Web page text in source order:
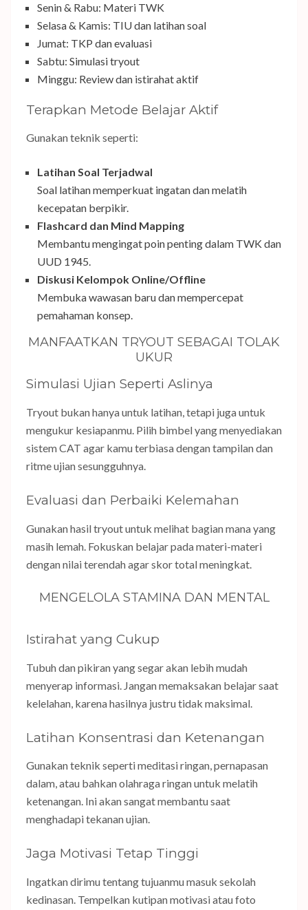
Senin & Rabu: Materi TWK
Selasa & Kamis: TIU dan latihan soal
Jumat: TKP dan evaluasi
Sabtu: Simulasi tryout
Minggu: Review dan istirahat aktif
Terapkan Metode Belajar Aktif
Gunakan teknik seperti:
Latihan Soal Terjadwal
Soal latihan memperkuat ingatan dan melatih
kecepatan berpikir.
Flashcard dan Mind Mapping
Membantu mengingat poin penting dalam TWK dan
UUD 1945.
Diskusi Kelompok Online/Offline
Membuka wawasan baru dan mempercepat
pemahaman konsep.
MANFAATKAN TRYOUT SEBAGAI TOLAK
UKUR
Simulasi Ujian Seperti Aslinya
Tryout bukan hanya untuk latihan, tetapi juga untuk
mengukur kesiapanmu. Pilih bimbel yang menyediakan
sistem CAT agar kamu terbiasa dengan tampilan dan
ritme ujian sesungguhnya.
Evaluasi dan Perbaiki Kelemahan
Gunakan hasil tryout untuk melihat bagian mana yang
masih lemah. Fokuskan belajar pada materi-materi
dengan nilai terendah agar skor total meningkat.
MENGELOLA STAMINA DAN MENTAL
Istirahat yang Cukup
Tubuh dan pikiran yang segar akan lebih mudah
menyerap informasi. Jangan memaksakan belajar saat
kelelahan, karena hasilnya justru tidak maksimal.
Latihan Konsentrasi dan Ketenangan
Gunakan teknik seperti meditasi ringan, pernapasan
dalam, atau bahkan olahraga ringan untuk melatih
ketenangan. Ini akan sangat membantu saat
menghadapi tekanan ujian.
Jaga Motivasi Tetap Tinggi
Ingatkan dirimu tentang tujuanmu masuk sekolah
kedinasan. Tempelkan kutipan motivasi atau foto